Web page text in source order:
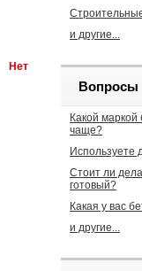
Нет
и другие...
Вопросы
Какой маркой
чаще?
Используете
Стоит ли
готовый?
Какая у вас
и другие...